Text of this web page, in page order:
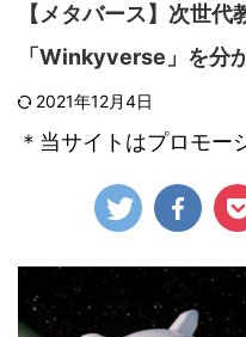
【メタバース】次世代
「Winkyverse」を分
2021年12月4日
＊当サイトはプロモー